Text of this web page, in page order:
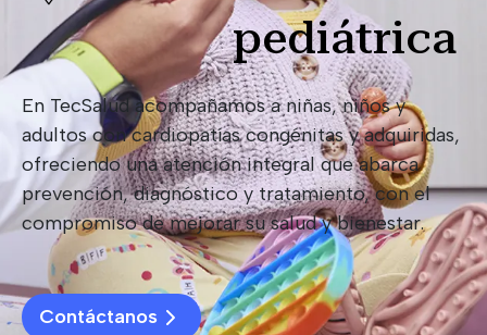
pediátrica
En TecSalud acompañamos a niñas, niños y
adultos con cardiopatías congénitas y adquiridas,
ofreciendo una atención integral que abarca
prevención, diagnóstico y tratamiento, con el
compromiso de mejorar su salud y bienestar.
Contáctanos